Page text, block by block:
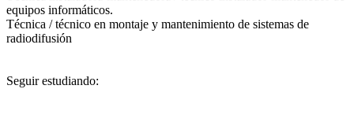
equipos informáticos.
Técnica / técnico en montaje y mantenimiento de sistemas de
radiodifusión
Seguir estudiando: